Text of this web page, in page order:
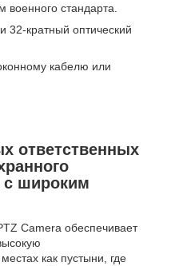
военного стандарта.
32-кратный оптический
кабелю или
Zipstream
ответственных
с широким
Camera обеспечивает
как пустыни, где